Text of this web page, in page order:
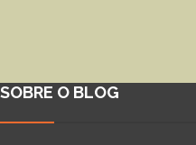
SOBRE O BLOG